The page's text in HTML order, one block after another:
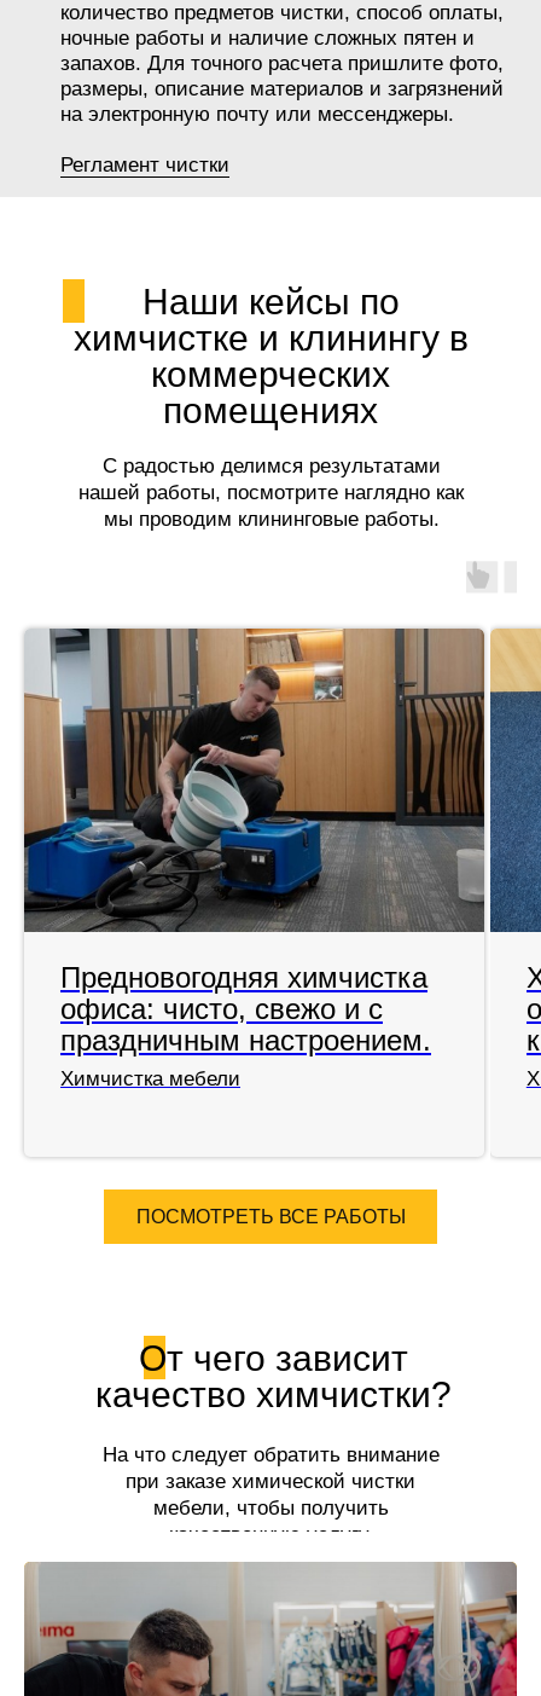
количество предметов чистки, способ оплаты,
ночные работы и наличие сложных пятен и
запахов. Для точного расчета пришлите фото,
размеры, описание материалов и загрязнений
на электронную почту или мессенджеры.
Регламент чистки
Наши кейсы по
химчистке и клинингу в
коммерческих
помещениях
С радостью делимся результатами
нашей работы, посмотрите наглядно как
мы проводим клининговые работы.
Предновогодняя химчистка
офиса: чисто, свежо и с
праздничным настроением.
Химчистка мебели
ПОСМОТРЕТЬ ВСЕ РАБОТЫ
От чего зависит
качество химчистки?
На что следует обратить внимание
при заказе химической чистки
мебели, чтобы получить
качественную услугу.